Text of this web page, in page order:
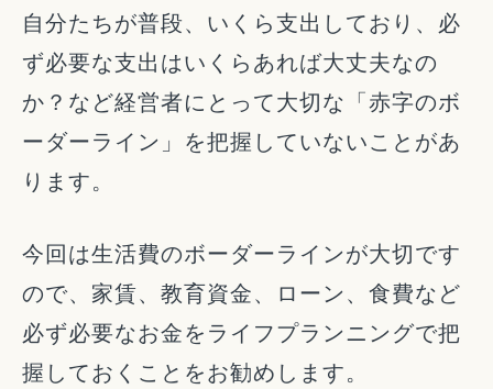
自分たちが普段、いくら支出しており、必
ず必要な支出はいくらあれば大丈夫なの
か？など経営者にとって大切な「赤字のボ
ーダーライン」を把握していないことがあ
ります。
今回は生活費のボーダーラインが大切です
ので、家賃、教育資金、ローン、食費など
必ず必要なお金をライフプランニングで把
握しておくことをお勧めします。